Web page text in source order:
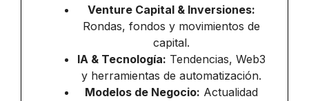
Venture Capital & Inversiones:
Rondas, fondos y movimientos de
capital.
IA & Tecnología: Tendencias, Web3
y herramientas de automatización.
Modelos de Negocio: Actualidad